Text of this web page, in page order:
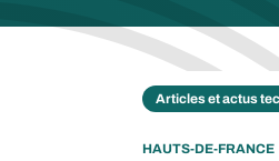
Articles et actus
HAUTS-DE-FRANCE